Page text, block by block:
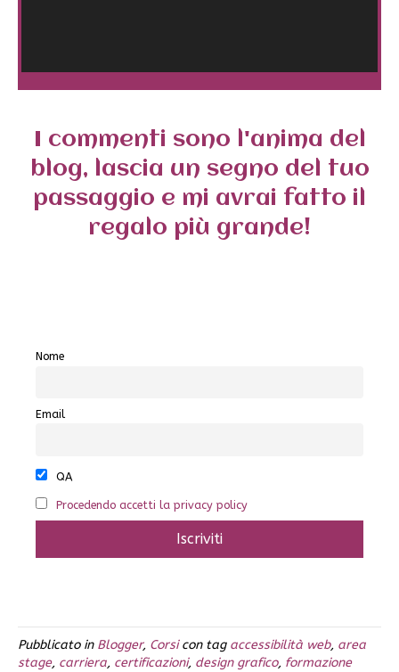
I commenti sono l'anima del
blog, lascia un segno del tuo
passaggio e mi avrai fatto il
regalo più grande!
Nome
Email
QA
Procedendo accetti la privacy policy
Pubblicato in Blogger, Corsicon tag accessibilità web, area
stage, carriera, certificazioni, design grafico, formazione